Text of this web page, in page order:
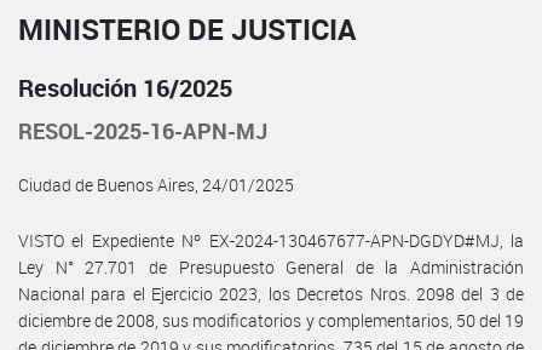
MINISTERIO DE JUSTICIA
Resolución 16/2025
RESOL-2025-16-APN-MJ
Ciudad de Buenos Aires, 24/01/2025
VISTO el Expediente Nº EX-2024-130467677-APN-DGDYD#MJ, la
Ley N° 27.701 de Presupuesto General de la Administración
Nacional para el Ejercicio 2023, los Decretos Nros. 2098 del 3 de
diciembre de 2008, sus modificatorios y complementarios, 50 del 19